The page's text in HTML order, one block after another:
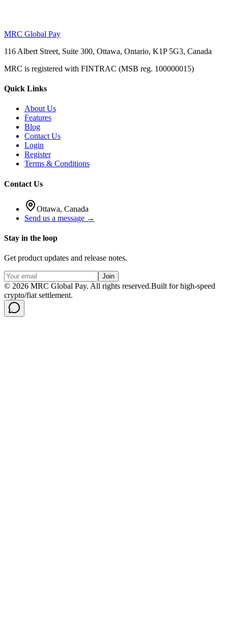
MRC Global Pay
116 Albert Street, Suite 300, Ottawa, Ontario, K1P 5G3, Canada
MRC is registered with FINTRAC (MSB reg. 100000015)
Quick Links
About Us
Features
Blog
Contact Us
Login
Register
Terms & Conditions
Contact Us
Ottawa, Canada
Send us a message →
Stay in the loop
Get product updates and release notes.
Join
© 2026 MRC Global Pay. All rights reserved.Built for high-speed
crypto/fiat settlement.